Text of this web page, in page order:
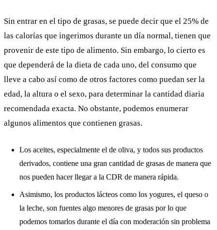
Sin entrar en el tipo de grasas, se puede decir que el 25% de
las calorías que ingerimos durante un día normal, tienen que
provenir de este tipo de alimento. Sin embargo, lo cierto es
que dependerá de la dieta de cada uno, del consumo que
lleve a cabo así como de otros factores como puedan ser la
edad, la altura o el sexo, para determinar la cantidad diaria
recomendada exacta. No obstante, podemos enumerar
algunos alimentos que contienen grasas.
Los aceites, especialmente el de oliva, y todos sus productos
derivados, contiene una gran cantidad de grasas de manera que
nos pueden hacer llegar a la CDR de manera rápida.
Asimismo, los productos lácteos como los yogures, el queso o
la leche, son fuentes algo menores de grasas por lo que
podemos tomarlos durante el día con moderación sin problema